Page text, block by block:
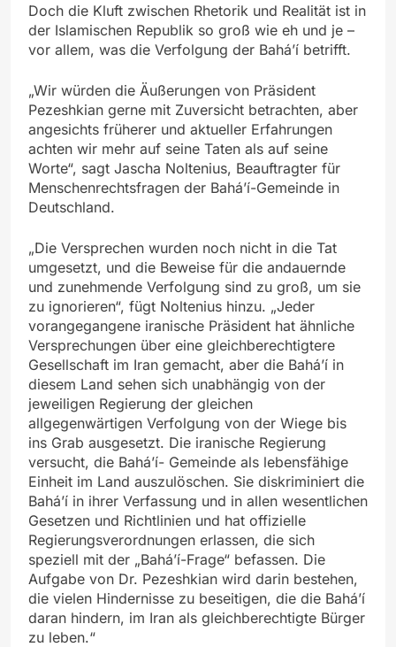
Doch die Kluft zwischen Rhetorik und Realität ist in
der Islamischen Republik so groß wie eh und je –
vor allem, was die Verfolgung der Bahá’í betrifft.
„Wir würden die Äußerungen von Präsident
Pezeshkian gerne mit Zuversicht betrachten, aber
angesichts früherer und aktueller Erfahrungen
achten wir mehr auf seine Taten als auf seine
Worte“, sagt Jascha Noltenius, Beauftragter für
Menschenrechtsfragen der Bahá’í-Gemeinde in
Deutschland.
„Die Versprechen wurden noch nicht in die Tat
umgesetzt, und die Beweise für die andauernde
und zunehmende Verfolgung sind zu groß, um sie
zu ignorieren“, fügt Noltenius hinzu. „Jeder
vorangegangene iranische Präsident hat ähnliche
Versprechungen über eine gleichberechtigtere
Gesellschaft im Iran gemacht, aber die Bahá’í in
diesem Land sehen sich unabhängig von der
jeweiligen Regierung der gleichen
allgegenwärtigen Verfolgung von der Wiege bis
ins Grab ausgesetzt. Die iranische Regierung
versucht, die Bahá’í- Gemeinde als lebensfähige
Einheit im Land auszulöschen. Sie diskriminiert die
Bahá’í in ihrer Verfassung und in allen wesentlichen
Gesetzen und Richtlinien und hat offizielle
Regierungsverordnungen erlassen, die sich
speziell mit der „Bahá’í-Frage“ befassen. Die
Aufgabe von Dr. Pezeshkian wird darin bestehen,
die vielen Hindernisse zu beseitigen, die die Bahá’í
daran hindern, im Iran als gleichberechtigte Bürger
zu leben.“